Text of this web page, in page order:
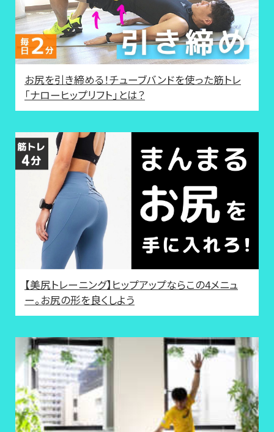
お尻を引き締める！チューブバンドを使った筋トレ
「ナローヒップリフト」とは？
【美尻トレーニング】ヒップアップならこの4メニュ
ー。お尻の形を良くしよう